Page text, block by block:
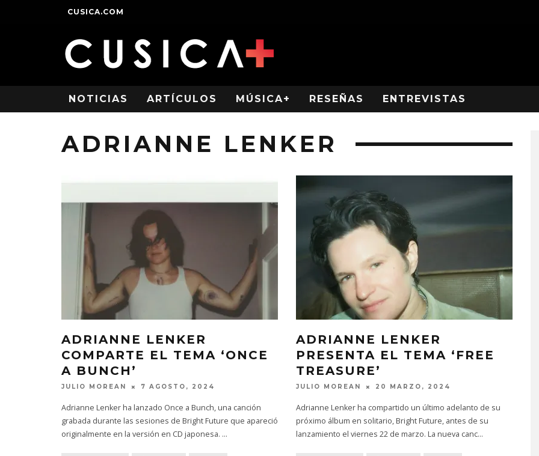
CUSICA.COM
NOTICIAS ARTÍCULOS MÚSICA+ RESEÑAS ENTREVISTAS
ADRIANNE LENKER
ADRIANNE LENKER
COMPARTE EL TEMA ‘ONCE
A BUNCH’
JULIO MOREAN 7 AGOSTO, 2024
Adrianne Lenker ha lanzado Once a Bunch, una canción
grabada durante las sesiones de Bright Future que apareció
originalmente en la versión en CD japonesa. ...
ADRIANNE LENKER
PRESENTA EL TEMA ‘FREE
TREASURE’
JULIO MOREAN 20 MARZO, 2024
Adrianne Lenker ha compartido un último adelanto de su
próximo álbum en solitario, Bright Future, antes de su
lanzamiento el viernes 22 de marzo. La nueva canc...